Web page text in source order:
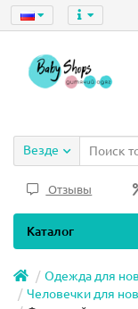
Везде
Отзывы
Каталог
Одежда для
Человечки для